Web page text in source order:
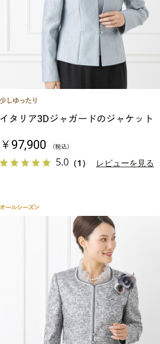
イタリア3Dジャガードのジャケット
￥97,900 （税込）
5.0 （1） レビューを見る